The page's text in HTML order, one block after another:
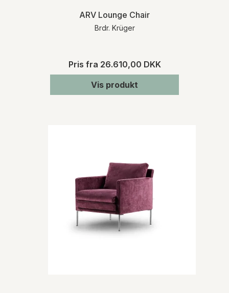
ARV Lounge Chair
Brdr. Krüger
Pris fra 26.610,00 DKK
Vis produkt